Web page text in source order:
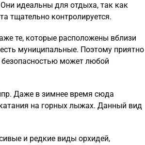
идеальны для отдыха, так как
тщательно контролируется.
те, которые расположены вблизи
муниципальные. Поэтому приятно
безопасностью может любой
Даже в зимнее время сюда
на горных лыжах. Данный вид
и редкие виды орхидей,